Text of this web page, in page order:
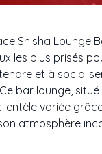
Shisha Lounge
les plus prisés
et à
bar lounge,
variée
atmosphère